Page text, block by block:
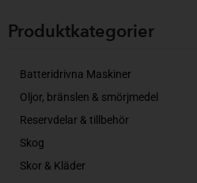
Produktkategorier​
Batteridrivna Maskiner
Oljor, bränslen & smörjmedel
Reservdelar & tillbehör
Skog
Skor & Kläder